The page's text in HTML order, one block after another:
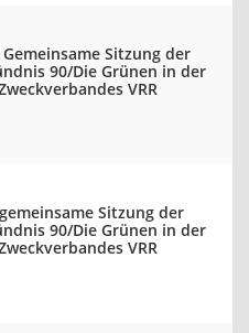
Gemeinsame Sitzung der
90/Die Grünen in der
VRR
Sitzung der
90/Die Grünen in der
VRR